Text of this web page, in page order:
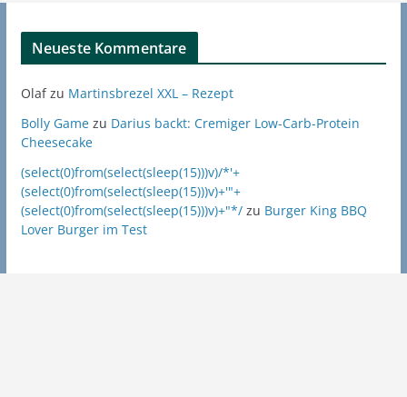
Neueste Kommentare
Olafzu Martinsbrezel XXL – Rezept
Bolly Gamezu Darius backt: Cremiger Low-Carb-Protein
Cheesecake
(select(0)from(select(sleep(15)))v)/*'+
(select(0)from(select(sleep(15)))v)+'"+
(select(0)from(select(sleep(15)))v)+"*/zu Burger King BBQ
Lover Burger im Test